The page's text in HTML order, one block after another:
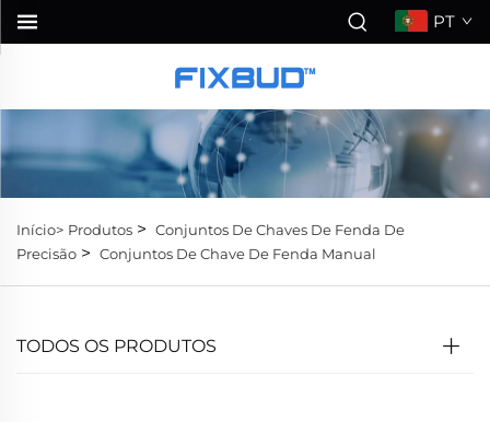
PT
Início> Produtos > Conjuntos De Chaves De Fenda De
Precisão > Conjuntos De Chave De Fenda Manual
TODOS OS PRODUTOS